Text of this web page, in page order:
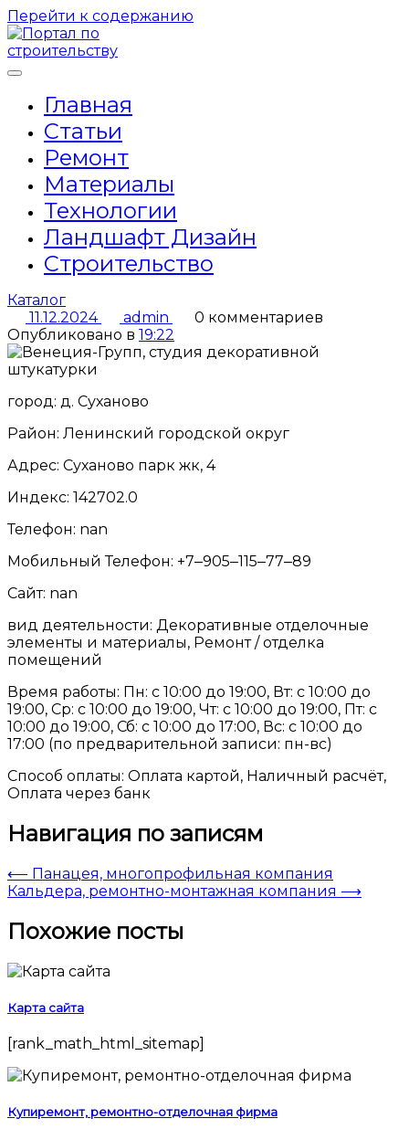
Перейти к содержанию
Главная
Статьи
Ремонт
Материалы
Технологии
Ландшафт Дизайн
Строительство
Каталог
11.12.2024
admin
0 комментариев
Опубликовано в 19:22
город: д. Суханово
Район: Ленинский городской округ
Адрес: Суханово парк жк, 4
Индекс: 142702.0
Телефон: nan
Мобильный Телефон: +7‒905‒115‒77‒89
Сайт: nan
вид деятельности: Декоративные отделочные
элементы и материалы, Ремонт / отделка
помещений
Время работы: Пн: с 10:00 до 19:00, Вт: с 10:00 до
19:00, Ср: с 10:00 до 19:00, Чт: с 10:00 до 19:00, Пт: с
10:00 до 19:00, Сб: с 10:00 до 17:00, Вс: с 10:00 до
17:00 (по предварительной записи: пн-вс)
Способ оплаты: Оплата картой, Наличный расчёт,
Оплата через банк
Навигация по записям
⟵ Панацея, многопрофильная компания
Кальдера, ремонтно-монтажная компания ⟶
Похожие посты
Карта сайта
[rank_math_html_sitemap]
Купиремонт, ремонтно-отделочная фирма